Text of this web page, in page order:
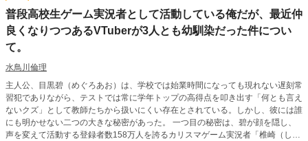
普段高校生ゲーム実況者として活動している俺だが、最近仲
良くなりつつあるVTuberが3人とも幼馴染だった件につい
て。
水鳥川倫理
主人公、目黒碧（めぐろあお）は、学校では始業時間になっても現れない遅刻常
習犯でありながら、テストでは常に学年トップの高得点を叩き出す「何とも言え
ないクズ」として教師たちから扱いにくい存在とされている。しかし、彼には誰
にも明かせない二つの大きな秘密があった。 一つ目の秘密は、碧が顔を隠し、
声を変えて活動する登録者数158万人を誇るカリスマゲーム実況者「椎崎（しい